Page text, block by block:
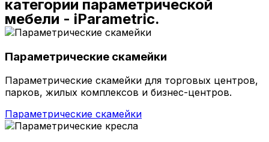
категории параметрической
мебели - iParametric.
Параметрические скамейки
Параметрические скамейки для торговых центров,
парков, жилых комплексов и бизнес-центров.
Параметрические скамейки